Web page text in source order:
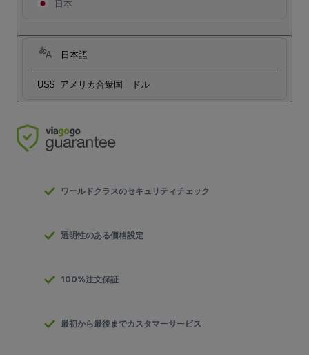
日本
日本語
US$ アメリカ合衆国 ドル
ワールドクラスのセキュリティチェック
透明性のある価格設定
100%注文保証
最初から最後までカスタマーサービス